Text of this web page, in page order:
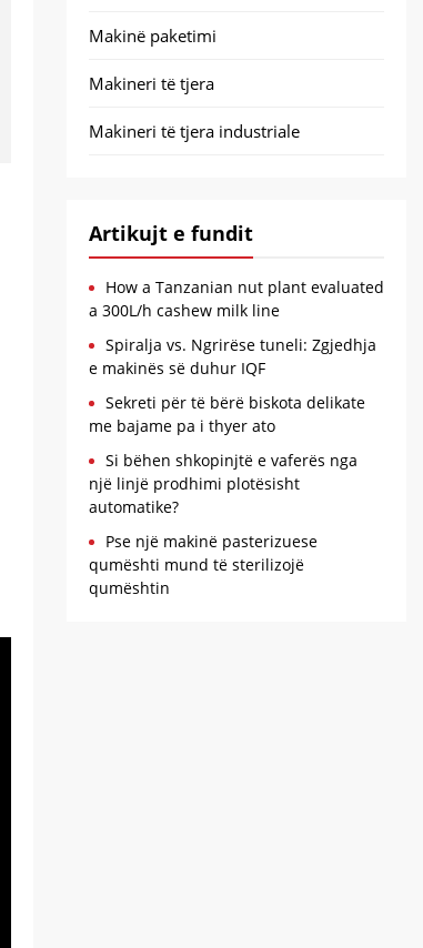
Makinë paketimi
Makineri të tjera
Makineri të tjera industriale
Artikujt e fundit
How a Tanzanian nut plant evaluated
a 300L/h cashew milk line
Spiralja vs. Ngrirëse tuneli: Zgjedhja
e makinës së duhur IQF
Sekreti për të bërë biskota delikate
me bajame pa i thyer ato
Si bëhen shkopinjtë e vaferës nga
një linjë prodhimi plotësisht
automatike?
Pse një makinë pasterizuese
qumështi mund të sterilizojë
qumështin